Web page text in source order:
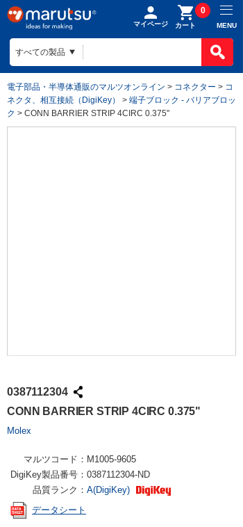
マイページ カート
0
MENU
電子部品・半導体通販のマルツオンライン > コネクター > コ
ネクタ、相互接続（DigiKey）
> 端子ブロック - バリアブロッ
ク > CONN BARRIER STRIP 4CIRC 0.375"
0387112304
CONN BARRIER STRIP 4CIRC 0.375"
Molex
マルツコード： M1005-9605
DigiKey製品番号： 0387112304-ND
品質ランク： A(DigiKey)
データシート